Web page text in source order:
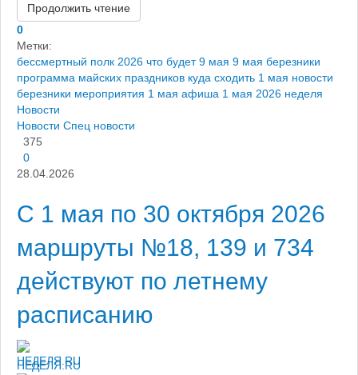
Продолжить чтение
0
Метки:
бессмертный полк 2026 что будет 9 мая 9 мая березники
программа майских праздников куда сходить 1 мая новости
березники мероприятия 1 мая афиша 1 мая 2026 неделя
Новости
Новости Спец новости
375
0
28.04.2026
С 1 мая по 30 октября 2026
маршруты №18, 139 и 734
действуют по летнему
расписанию
НЕДЕЛЯ.RU